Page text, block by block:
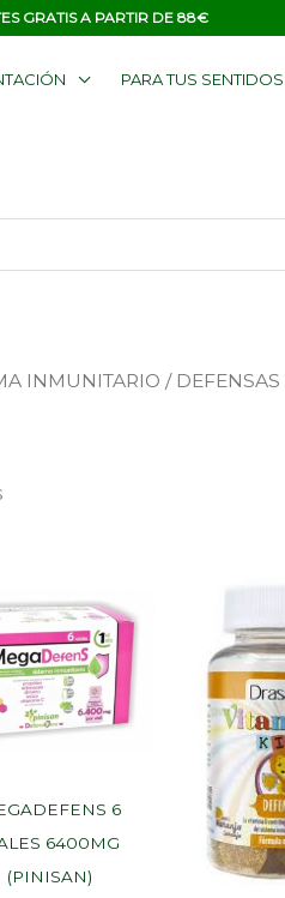
GRATIS A PARTIR DE 88€
PARA TUS SENTIDOS
INMUNITARIO / DEFENSAS
Ordenado
por
6
6400MG
(PINISAN)